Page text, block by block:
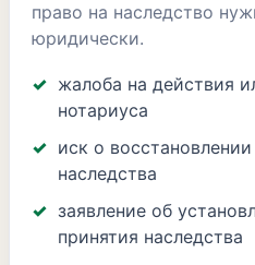
право на наследство
юридически.
жалоба на действия
нотариуса
иск о
наследства
заявление об
принятия наследства